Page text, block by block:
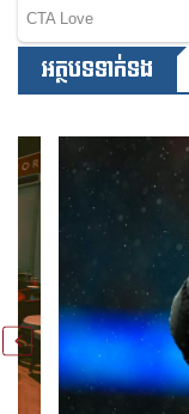
អត្ថបទទាក់ទង